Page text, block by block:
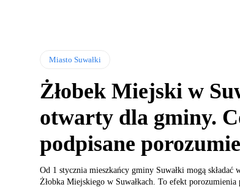
Miasto Suwałki
Żłobek Miejski w
otwarty dla gminy.
podpisane
Od 1 stycznia mieszkańcy gminy Suwałki mogą
Żłobka Miejskiego w Suwałkach. To efekt porozumienia